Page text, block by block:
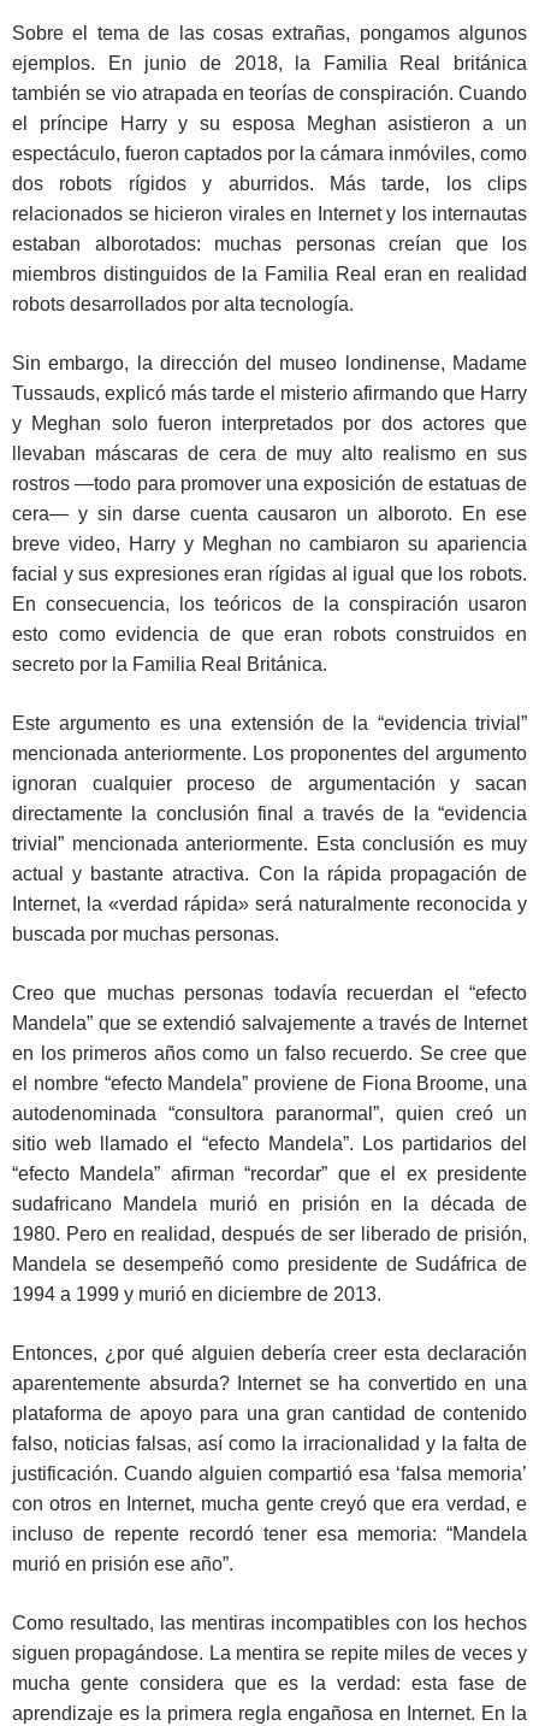
Sobre el tema de las cosas extrañas, pongamos algunos
ejemplos. En junio de 2018, la Familia Real británica
también se vio atrapada en teorías de conspiración. Cuando
el príncipe Harry y su esposa Meghan asistieron a un
espectáculo, fueron captados por la cámara inmóviles, como
dos robots rígidos y aburridos. Más tarde, los clips
relacionados se hicieron virales en Internet y los internautas
estaban alborotados: muchas personas creían que los
miembros distinguidos de la Familia Real eran en realidad
robots desarrollados por alta tecnología.
Sin embargo, la dirección del museo londinense, Madame
Tussauds, explicó más tarde el misterio afirmando que Harry
y Meghan solo fueron interpretados por dos actores que
llevaban máscaras de cera de muy alto realismo en sus
rostros —todo para promover una exposición de estatuas de
cera— y sin darse cuenta causaron un alboroto. En ese
breve video, Harry y Meghan no cambiaron su apariencia
facial y sus expresiones eran rígidas al igual que los robots.
En consecuencia, los teóricos de la conspiración usaron
esto como evidencia de que eran robots construidos en
secreto por la Familia Real Británica.
Este argumento es una extensión de la “evidencia trivial”
mencionada anteriormente. Los proponentes del argumento
ignoran cualquier proceso de argumentación y sacan
directamente la conclusión final a través de la “evidencia
trivial” mencionada anteriormente. Esta conclusión es muy
actual y bastante atractiva. Con la rápida propagación de
Internet, la «verdad rápida» será naturalmente reconocida y
buscada por muchas personas.
Creo que muchas personas todavía recuerdan el “efecto
Mandela” que se extendió salvajemente a través de Internet
en los primeros años como un falso recuerdo. Se cree que
el nombre “efecto Mandela” proviene de Fiona Broome, una
autodenominada “consultora paranormal”, quien creó un
sitio web llamado el “efecto Mandela”. Los partidarios del
“efecto Mandela” afirman “recordar” que el ex presidente
sudafricano Mandela murió en prisión en la década de
1980. Pero en realidad, después de ser liberado de prisión,
Mandela se desempeñó como presidente de Sudáfrica de
1994 a 1999 y murió en diciembre de 2013.
Entonces, ¿por qué alguien debería creer esta declaración
aparentemente absurda? Internet se ha convertido en una
plataforma de apoyo para una gran cantidad de contenido
falso, noticias falsas, así como la irracionalidad y la falta de
justificación. Cuando alguien compartió esa ‘falsa memoria’
con otros en Internet, mucha gente creyó que era verdad, e
incluso de repente recordó tener esa memoria: “Mandela
murió en prisión ese año”.
Como resultado, las mentiras incompatibles con los hechos
siguen propagándose. La mentira se repite miles de veces y
mucha gente considera que es la verdad: esta fase de
aprendizaje es la primera regla engañosa en Internet. En la